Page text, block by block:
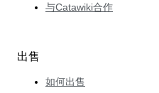
与Catawiki合作
出售
如何出售